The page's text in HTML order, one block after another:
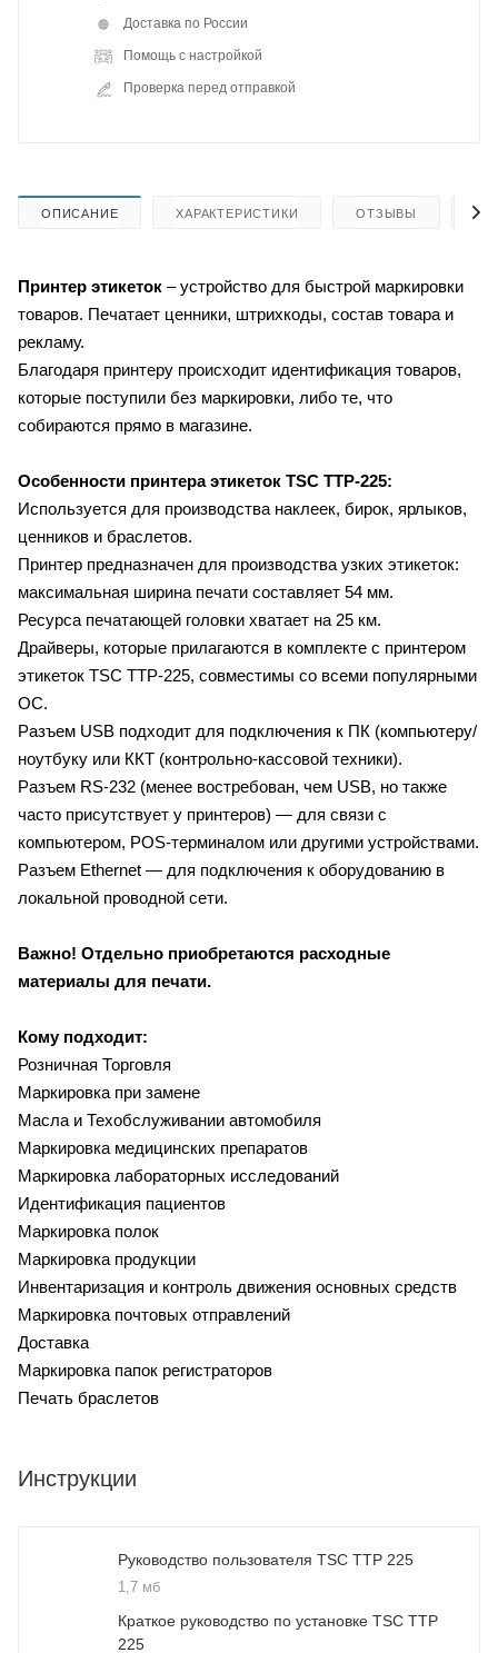
Доставка по России
Помощь с настройкой
Проверка перед отправкой
ОПИСАНИЕ ХАРАКТЕРИСТИКИ ОТЗЫВЫ
Принтер этикеток – устройство для быстрой маркировки
товаров. Печатает ценники, штрихкоды, состав товара и
рекламу.
Благодаря принтеру происходит идентификация товаров,
которые поступили без маркировки, либо те, что
собираются прямо в магазине.
Особенности принтера этикеток TSC TTP-225:
Используется для производства наклеек, бирок, ярлыков,
ценников и браслетов.
Принтер предназначен для производства узких этикеток:
максимальная ширина печати составляет 54 мм.
Ресурса печатающей головки хватает на 25 км.
Драйверы, которые прилагаются в комплекте с принтером
этикеток TSC TTP-225, совместимы со всеми популярными
ОС.
Разъем USB подходит для подключения к ПК (компьютеру/
ноутбуку или ККТ (контрольно-кассовой техники).
Разъем RS-232 (менее востребован, чем USB, но также
часто присутствует у принтеров) — для связи с
компьютером, POS-терминалом или другими устройствами.
Разъем Ethernet — для подключения к оборудованию в
локальной проводной сети.
Важно! Отдельно приобретаются расходные
материалы для печати.
Кому подходит:
Розничная Торговля
Маркировка при замене
Масла и Техобслуживании автомобиля
Маркировка медицинских препаратов
Маркировка лабораторных исследований
Идентификация пациентов
Маркировка полок
Маркировка продукции
Инвентаризация и контроль движения основных средств
Маркировка почтовых отправлений
Доставка
Маркировка папок регистраторов
Печать браслетов
Инструкции
Руководство пользователя TSC TTP 225
1,7 мб
Краткое руководство по установке TSC TTP
225